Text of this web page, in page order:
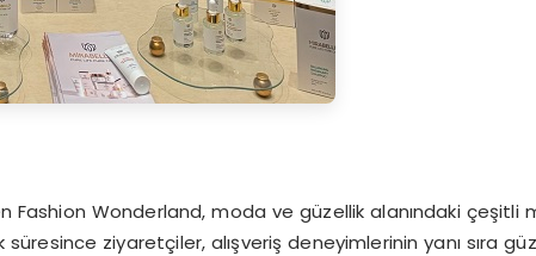
Fashion Wonderland, moda ve güzellik alanındaki çeşitli
süresince ziyaretçiler, alışveriş deneyimlerinin yanı sıra